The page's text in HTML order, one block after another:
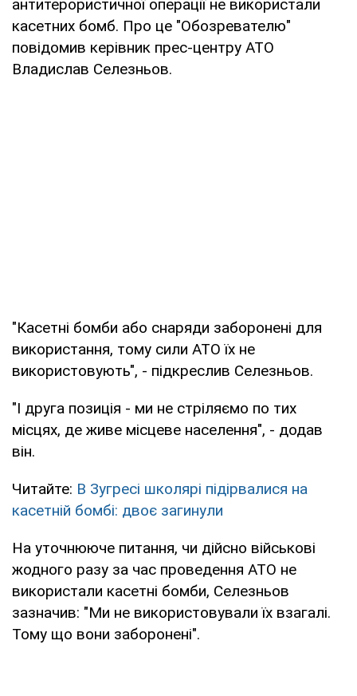
антитерористичної операції не використали
касетних бомб. Про це "Обозревателю"
повідомив керівник прес-центру АТО
Владислав Селезньов.
"Касетні бомби або снаряди заборонені для
використання, тому сили АТО їх не
використовують", - підкреслив Селезньов.
"І друга позиція - ми не стріляємо по тих
місцях, де живе місцеве населення", - додав
він.
Читайте: В Зугресі школярі підірвалися на
касетній бомбі: двоє загинули
На уточнююче питання, чи дійсно військові
жодного разу за час проведення АТО не
використали касетні бомби, Селезньов
зазначив: "Ми не використовували їх взагалі.
Тому що вони заборонені".